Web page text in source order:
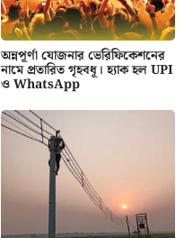
অন্নপূর্ণা যোজনার ভেরিফিকেশনের
নামে প্রতারিত গৃহবধূ। হ্যাক হল UPI
ও WhatsApp